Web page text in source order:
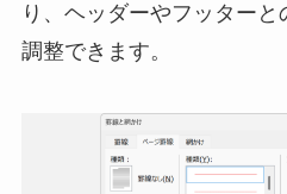
り、ヘッダーやフッターと
調整できます。